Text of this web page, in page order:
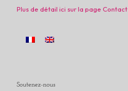
Plus de détail ici sur la page Contact
Soutenez-nous